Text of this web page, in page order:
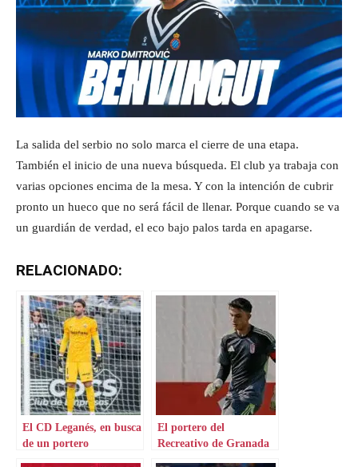
La salida del serbio no solo marca el cierre de una etapa.
También el inicio de una nueva búsqueda. El club ya trabaja con
varias opciones encima de la mesa. Y con la intención de cubrir
pronto un hueco que no será fácil de llenar. Porque cuando se va
un guardián de verdad, el eco bajo palos tarda en apagarse.
RELACIONADO:
El CD Leganés, en busca
de un portero
El portero del
Recreativo de Granada